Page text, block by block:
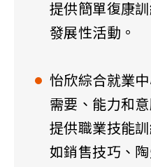
提供簡單復康
發展性活動。
怡欣綜合就業
需要、能力和
提供職業技能
如銷售技巧、